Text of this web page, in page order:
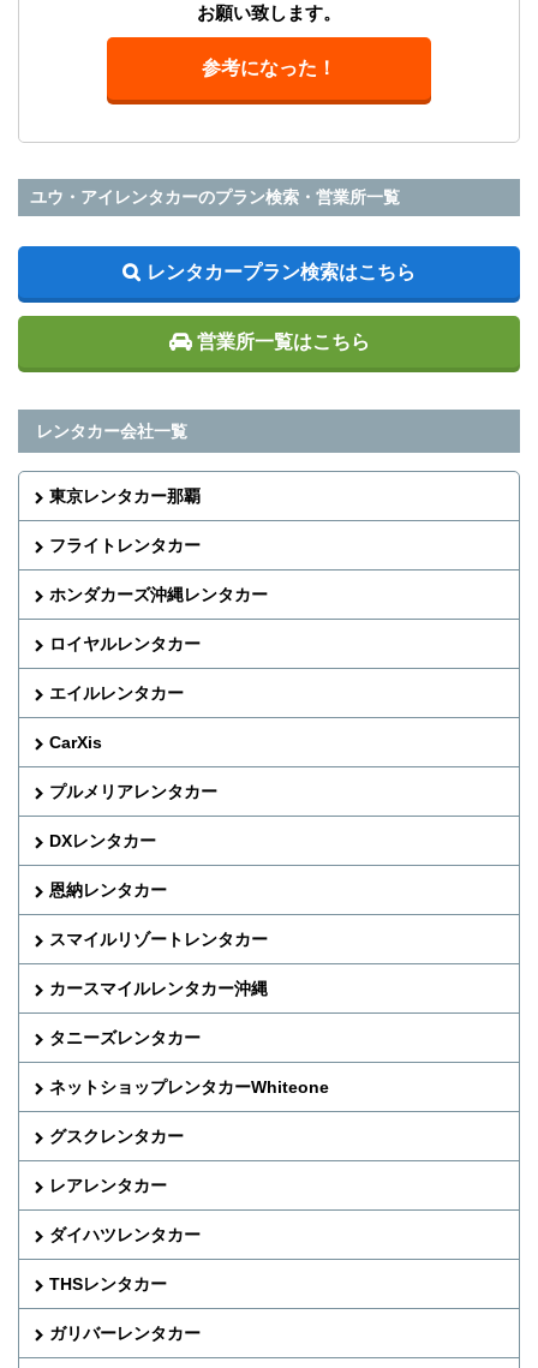
お願い致します。
参考になった！
ユウ・アイレンタカーのプラン検索・営業所一覧
レンタカープラン検索はこちら
営業所一覧はこちら
レンタカー会社一覧
東京レンタカー那覇
フライトレンタカー
ホンダカーズ沖縄レンタカー
ロイヤルレンタカー
エイルレンタカー
CarXis
プルメリアレンタカー
DXレンタカー
恩納レンタカー
スマイルリゾートレンタカー
カースマイルレンタカー沖縄
タニーズレンタカー
ネットショップレンタカーWhiteone
グスクレンタカー
レアレンタカー
ダイハツレンタカー
THSレンタカー
ガリバーレンタカー